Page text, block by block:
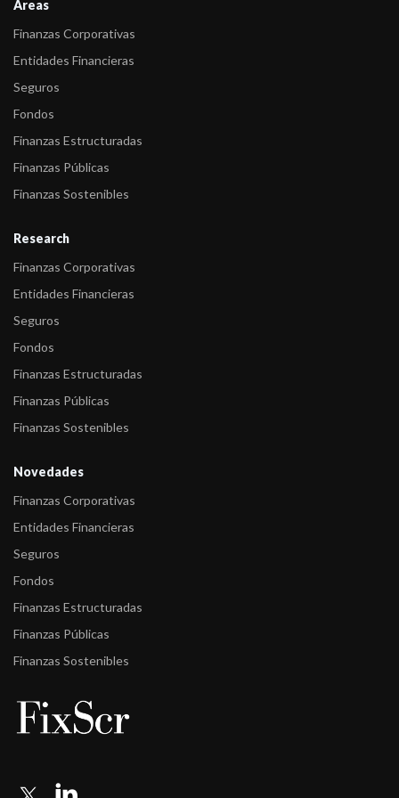
-FIX bajó a C(arg) la calificación de Los Grobo Agropecuaria SA
(LGA) desde ...
-FIX bajó a D(arg) la calificación de Los Grobo Agropecuaria SA
(LGA) desde ...
Areas
Finanzas Corporativas
Entidades Financieras
Seguros
Fondos
Finanzas Estructuradas
Finanzas Públicas
Finanzas Sostenibles
Research
Finanzas Corporativas
Entidades Financieras
Seguros
Fondos
Finanzas Estructuradas
Finanzas Públicas
Finanzas Sostenibles
Novedades
Finanzas Corporativas
Entidades Financieras
Seguros
Fondos
Finanzas Estructuradas
Finanzas Públicas
Finanzas Sostenibles